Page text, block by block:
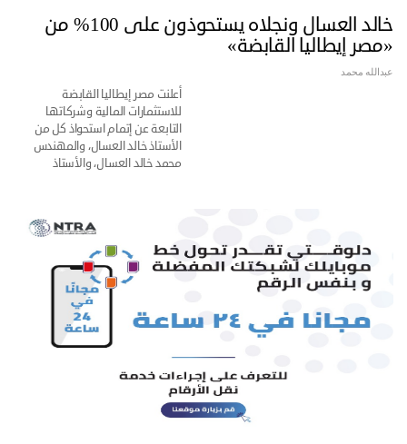
خالد العسال ونجلاه يستحوذون على 100% من
«مصر إيطاليا القابضة»
عبدالله محمد
أعلنت مصر إيطاليا القابضة
للاستثمارات المالية وشركاتها
التابعة عن إتمام استحواذ كل من
الأستاذ خالد العسال، والمهندس
محمد خالد العسال، والأستاذ